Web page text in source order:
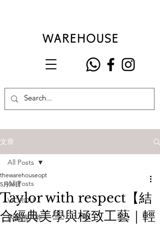
文章
All Posts
VIOROU
內藤熊八作
All Posts
Taylor with respect【結
合經典美學與極致工藝｜輕
thewarehouseopt
5月26日